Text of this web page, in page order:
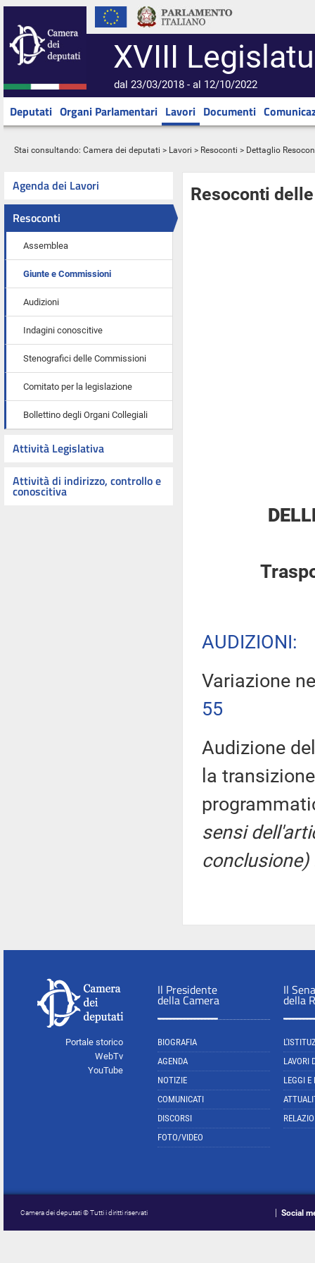
XVIII
dal 23/03/2018 - al 12/10/2022
Deputati Organi Parlamentari Lavori Documenti
Stai consultando: Camera dei deputati > Lavori > Resoconti > Dettaglio
Agenda dei Lavori
Resoconti
Assemblea
Giunte e Commissioni
Audizioni
Indagini conoscitive
Stenografici delle Commissioni
Comitato per la legislazione
Bollettino degli Organi Collegiali
Attività Legislativa
Attività di indirizzo, controllo e
conoscitiva
Resoconti
AUDIZIONI:
Variazione
55
Audizione
la
sensi
conclusione)
Portale storico
WebTv
YouTube
Il Presidente
della Camera
BIOGRAFIA
AGENDA
NOTIZIE
COMUNICATI
DISCORSI
FOTO/VIDEO
Il
della
LAVORI
LEGGI E
Camera dei deputati © Tutti i diritti riservati Social